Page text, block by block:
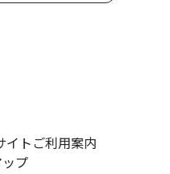
イトご利用案内
プ